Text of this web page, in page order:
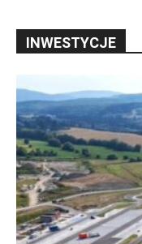
INWESTYCJE